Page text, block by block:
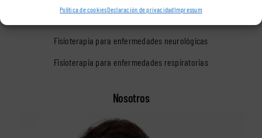
Política de cookiesDeclaración de privacidadImpressum
Fisioterapia para enfermedades neurológicas
Fisioterapia para enfermedades respiratorias
Nosotros